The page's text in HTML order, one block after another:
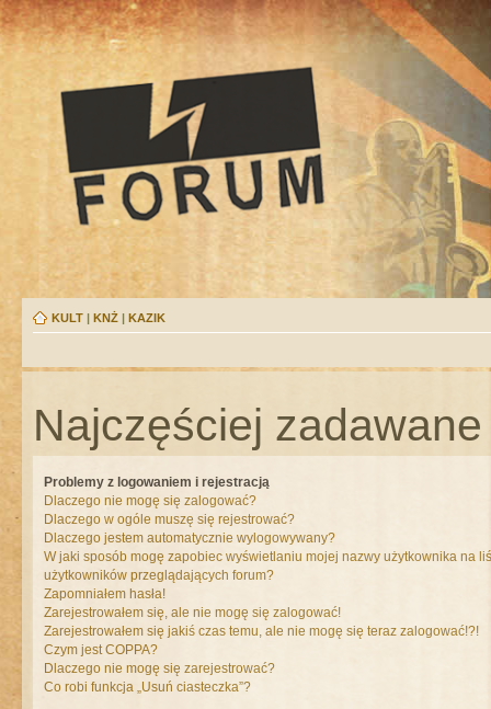
KULT | KNŻ | KAZIK
Najczęściej
Problemy z logowaniem i rejestracją
Dlaczego nie mogę się zalogować?
Dlaczego w ogóle muszę się rejestrować?
Dlaczego jestem automatycznie wylogowywany?
W jaki sposób mogę zapobiec wyświetlaniu mojej nazwy użytkownika na
użytkowników przeglądających forum?
Zapomniałem hasła!
Zarejestrowałem się, ale nie mogę się zalogować!
Zarejestrowałem się jakiś czas temu, ale nie mogę się teraz zalogować!?!
Czym jest COPPA?
Dlaczego nie mogę się zarejestrować?
Co robi funkcja „Usuń ciasteczka”?